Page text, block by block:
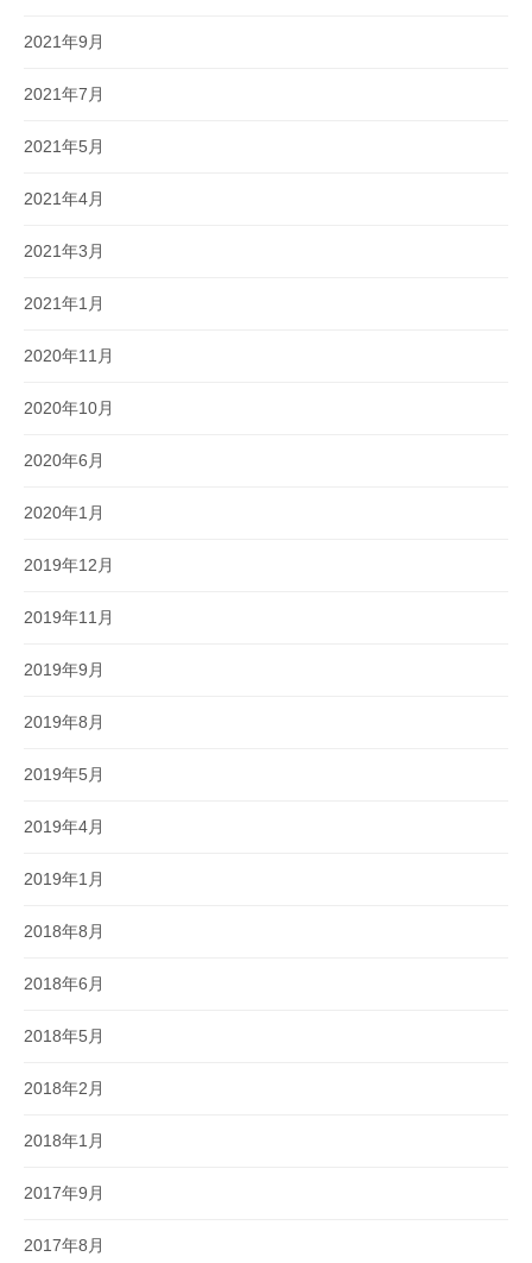
2021年9月
2021年7月
2021年5月
2021年4月
2021年3月
2021年1月
2020年11月
2020年10月
2020年6月
2020年1月
2019年12月
2019年11月
2019年9月
2019年8月
2019年5月
2019年4月
2019年1月
2018年8月
2018年6月
2018年5月
2018年2月
2018年1月
2017年9月
2017年8月